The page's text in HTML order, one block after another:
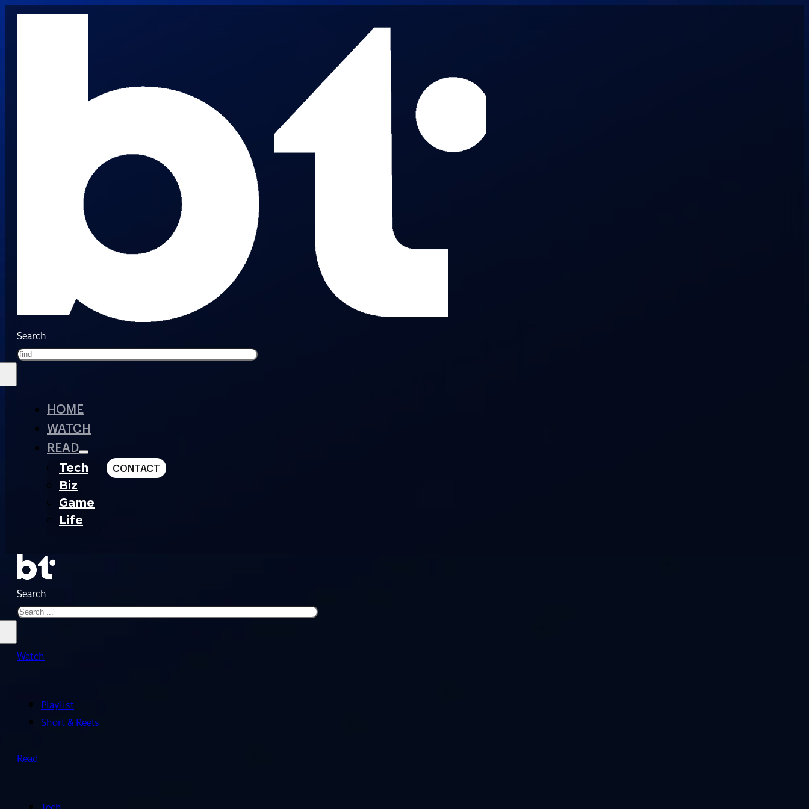
Search
HOME
WATCH
READ
Tech
Biz
Game
Life
CONTACT
Search
Watch
Playlist
Short & Reels
Read